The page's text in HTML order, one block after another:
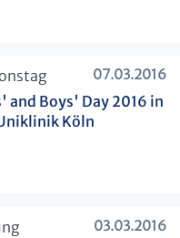
07.03.2016
and Boys' Day 2016 in
Köln
03.03.2016